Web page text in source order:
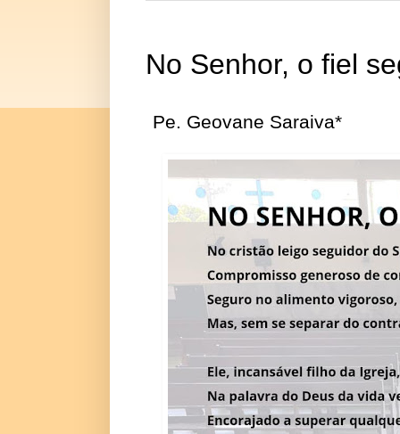
No Senhor, o fiel
Pe. Geovane Saraiva*